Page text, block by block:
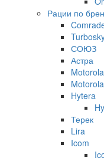
Рации по
СОЮЗ
Астра
Motorola
Hytera
Терек
Lira
Icom